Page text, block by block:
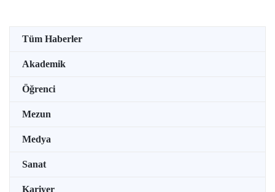
Tüm Haberler
Akademik
Öğrenci
Mezun
Medya
Sanat
Kariyer